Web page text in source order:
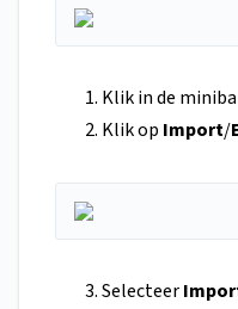
Klik in de
Klik op Import/
Selecteer